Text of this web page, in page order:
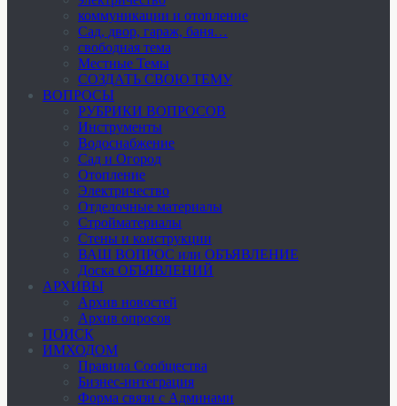
коммуникации и отопление
Cад, двор, гараж, баня…
свободная тема
Местные Темы
СОЗДАТЬ СВОЮ ТЕМУ
ВОПРОСЫ
РУБРИКИ ВОПРОСОВ
Инструменты
Водоснабжение
Сад и Огород
Отопление
Электричество
Отделочные материалы
Стройматериалы
Стены и конструкции
ВАШ ВОПРОС или ОБЪЯВЛЕНИЕ
Доска ОБЪЯВЛЕНИЙ
АРХИВЫ
Архив новостей
Архив опросов
ПОИСК
ИМХОДОМ
Правила Сообщества
Бизнес-интеграция
Форма связи с Админами